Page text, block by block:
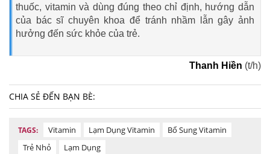
thuốc, vitamin và dùng đúng theo chỉ định, hướng dẫn
của bác sĩ chuyên khoa để tránh nhầm lẫn gây ảnh
hưởng đến sức khỏe của trẻ.
Thanh Hiền (t/h)
CHIA SẺ ĐẾN BẠN BÈ:
TAGS: Vitamin Lạm Dụng Vitamin
Bổ Sung Vitamin
Trẻ Nhỏ
Lạm Dụng